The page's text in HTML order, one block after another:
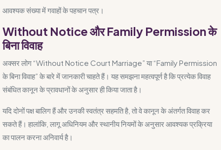
आवश्यक संख्या में गवाहों के पहचान पत्र।
Without Notice और Family Permission के
बिना विवाह
अक्सर लोग “Without Notice Court Marriage” या “Family Permission
के बिना विवाह” के बारे में जानकारी चाहते हैं। यह समझना महत्वपूर्ण है कि प्रत्येक विवाह
संबंधित कानून के प्रावधानों के अनुसार ही किया जाता है।
यदि दोनों पक्ष बालिग हैं और उनकी स्वतंत्र सहमति है, तो वे कानून के अंतर्गत विवाह कर
सकते हैं। हालांकि, लागू अधिनियम और स्थानीय नियमों के अनुसार आवश्यक प्रक्रिया
का पालन करना अनिवार्य है।